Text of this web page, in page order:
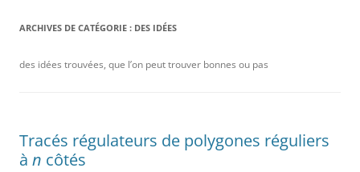
ARCHIVES DE CATÉGORIE : DES IDÉES
des idées trouvées, que l’on peut trouver bonnes ou pas
Tracés régulateurs de polygones réguliers
à n côtés